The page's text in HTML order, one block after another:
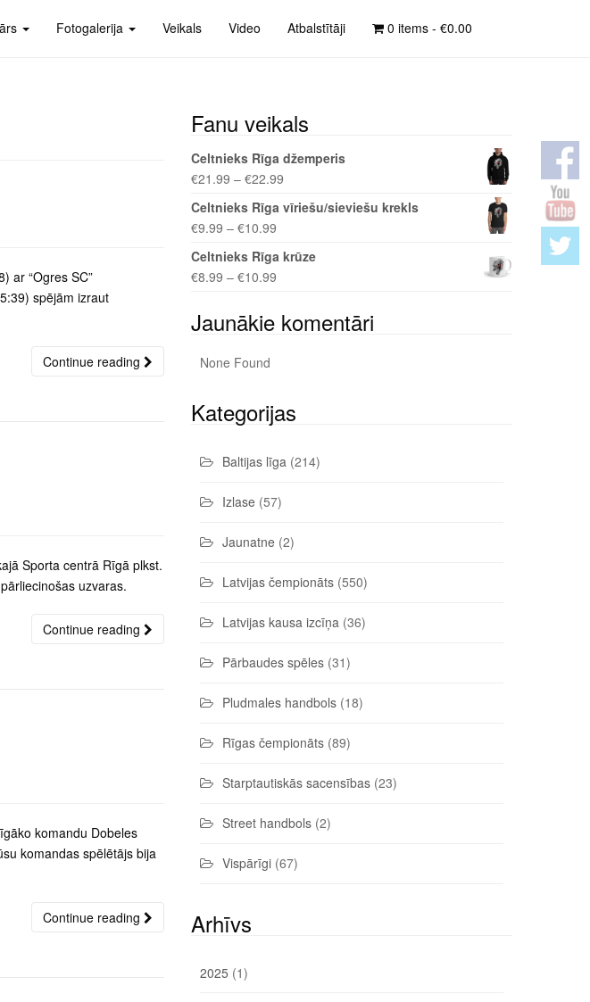
Fotogalerija Veikals Video Atbalstītāji 0 items - €0.00
ar “Ogres SC”
spējām izraut
Continue reading
Sporta centrā Rīgā plkst.
uzvaras.
Continue reading
komandu Dobeles
komandas spēlētājs bija
Continue reading
Fanu veikals
Celtnieks Rīga džemperis
€21.99 – €22.99
Celtnieks Rīga vīriešu/sieviešu krekls
€9.99 – €10.99
Celtnieks Rīga krūze
€8.99 – €10.99
Jaunākie komentāri
None Found
Kategorijas
Baltijas līga (214)
Izlase (57)
Jaunatne (2)
Latvijas čempionāts (550)
Latvijas kausa izcīņa (36)
Pārbaudes spēles (31)
Pludmales handbols (18)
Rīgas čempionāts (89)
Starptautiskās sacensības (23)
Street handbols (2)
Vispārīgi (67)
Arhīvs
2025 (1)